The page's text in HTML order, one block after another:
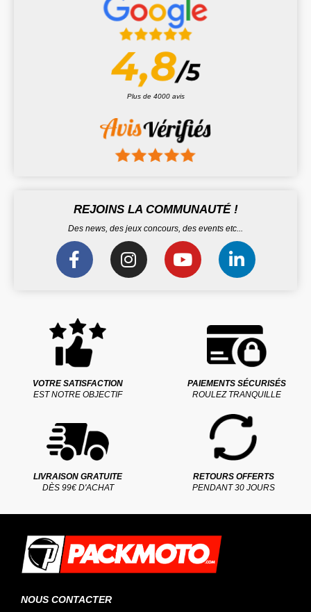
Plus de 4000 avis
REJOINS LA COMMUNAUTÉ !
Des news, des jeux concours, des events etc...
VOTRE SATISFACTION
EST NOTRE OBJECTIF
PAIEMENTS SÉCURISÉS
ROULEZ TRANQUILLE
LIVRAISON GRATUITE
DÈS 99€ D'ACHAT
RETOURS OFFERTS
PENDANT 30 JOURS
NOUS CONTACTER